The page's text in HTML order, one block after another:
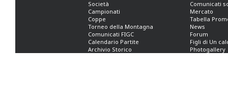
Società
Campionati
Coppe
Torneo della Montagna
Comunicati FIGC
Calendario Partite
Archivio Storico
Comunicati
Mercato
Tabella
News
Forum
Figli di Un
Photogallery